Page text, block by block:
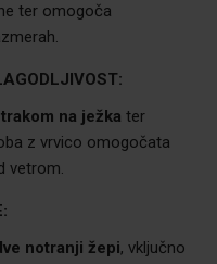
ter omogoča
na ježka ter
z vrvico omogočata
vetrom.
notranji žepi, vključno